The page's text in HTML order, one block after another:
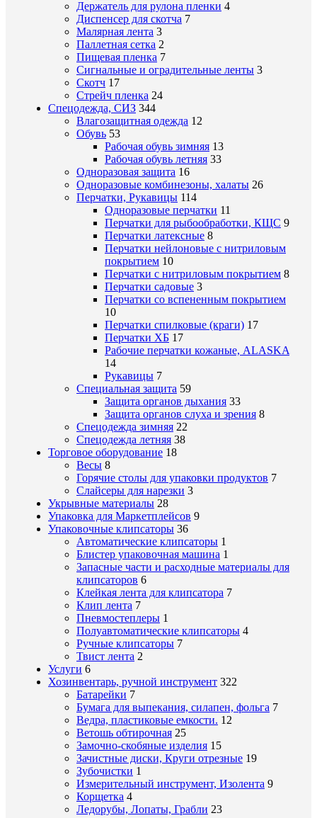
Держатель для рулона пленки 4
Диспенсер для скотча 7
Малярная лента 3
Паллетная сетка 2
Пищевая пленка 7
Сигнальные и оградительные ленты 3
Скотч 17
Стрейч пленка 24
Спецодежда, СИЗ 344
Влагозащитная одежда 12
Обувь 53
Рабочая обувь зимняя 13
Рабочая обувь летняя 33
Одноразовая защита 16
Одноразовые комбинезоны, халаты 26
Перчатки, Рукавицы 114
Одноразовые перчатки 11
Перчатки для рыбообработки, КЩС 9
Перчатки латексные 8
Перчатки нейлоновые с нитриловым
покрытием 10
Перчатки с нитриловым покрытием 8
Перчатки садовые 3
Перчатки со вспененным покрытием
10
Перчатки спилковые (краги) 17
Перчатки ХБ 17
Рабочие перчатки кожаные, ALASKA
14
Рукавицы 7
Специальная защита 59
Защита органов дыхания 33
Защита органов слуха и зрения 8
Спецодежда зимняя 22
Спецодежда летняя 38
Торговое оборудование 18
Весы 8
Горячие столы для упаковки продуктов 7
Слайсеры для нарезки 3
Укрывные материалы 28
Упаковка для Маркетплейсов 9
Упаковочные клипсаторы 36
Автоматические клипсаторы 1
Блистер упаковочная машина 1
Запасные части и расходные материалы для
клипсаторов 6
Клейкая лента для клипсатора 7
Клип лента 7
Пневмостеплеры 1
Полуавтоматические клипсаторы 4
Ручные клипсаторы 7
Твист лента 2
Услуги 6
Хозинвентарь, ручной инструмент 322
Батарейки 7
Бумага для выпекания, силапен, фольга 7
Ведра, пластиковые емкости. 12
Ветошь обтирочная 25
Замочно-скобяные изделия 15
Зачистные диски, Круги отрезные 19
Зубочистки 1
Измерительный инструмент, Изолента 9
Корщетка 4
Ледорубы, Лопаты, Грабли 23